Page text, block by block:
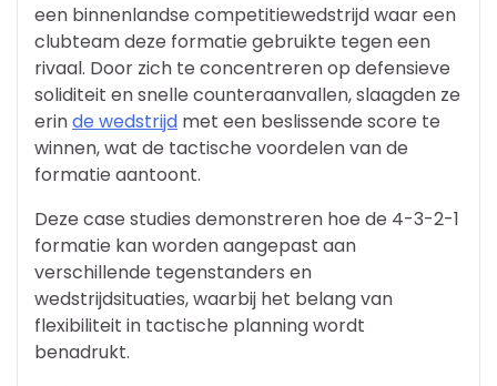
een binnenlandse competitiewedstrijd waar een
clubteam deze formatie gebruikte tegen een
rivaal. Door zich te concentreren op defensieve
soliditeit en snelle counteraanvallen, slaagden ze
erinde wedstrijd met een beslissende score te
winnen, wat de tactische voordelen van de
formatie aantoont.
Deze case studies demonstreren hoe de 4-3-2-1
formatie kan worden aangepast aan
verschillende tegenstanders en
wedstrijdsituaties, waarbij het belang van
flexibiliteit in tactische planning wordt
benadrukt.